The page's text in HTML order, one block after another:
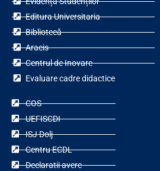
Editura Universitaria
Bibliotecă
Aracis
Centrul de Inovare
Evaluare cadre didactice
COS
UEFISCDI
ISJ Dolj
Centru ECDL
Declaratii avere